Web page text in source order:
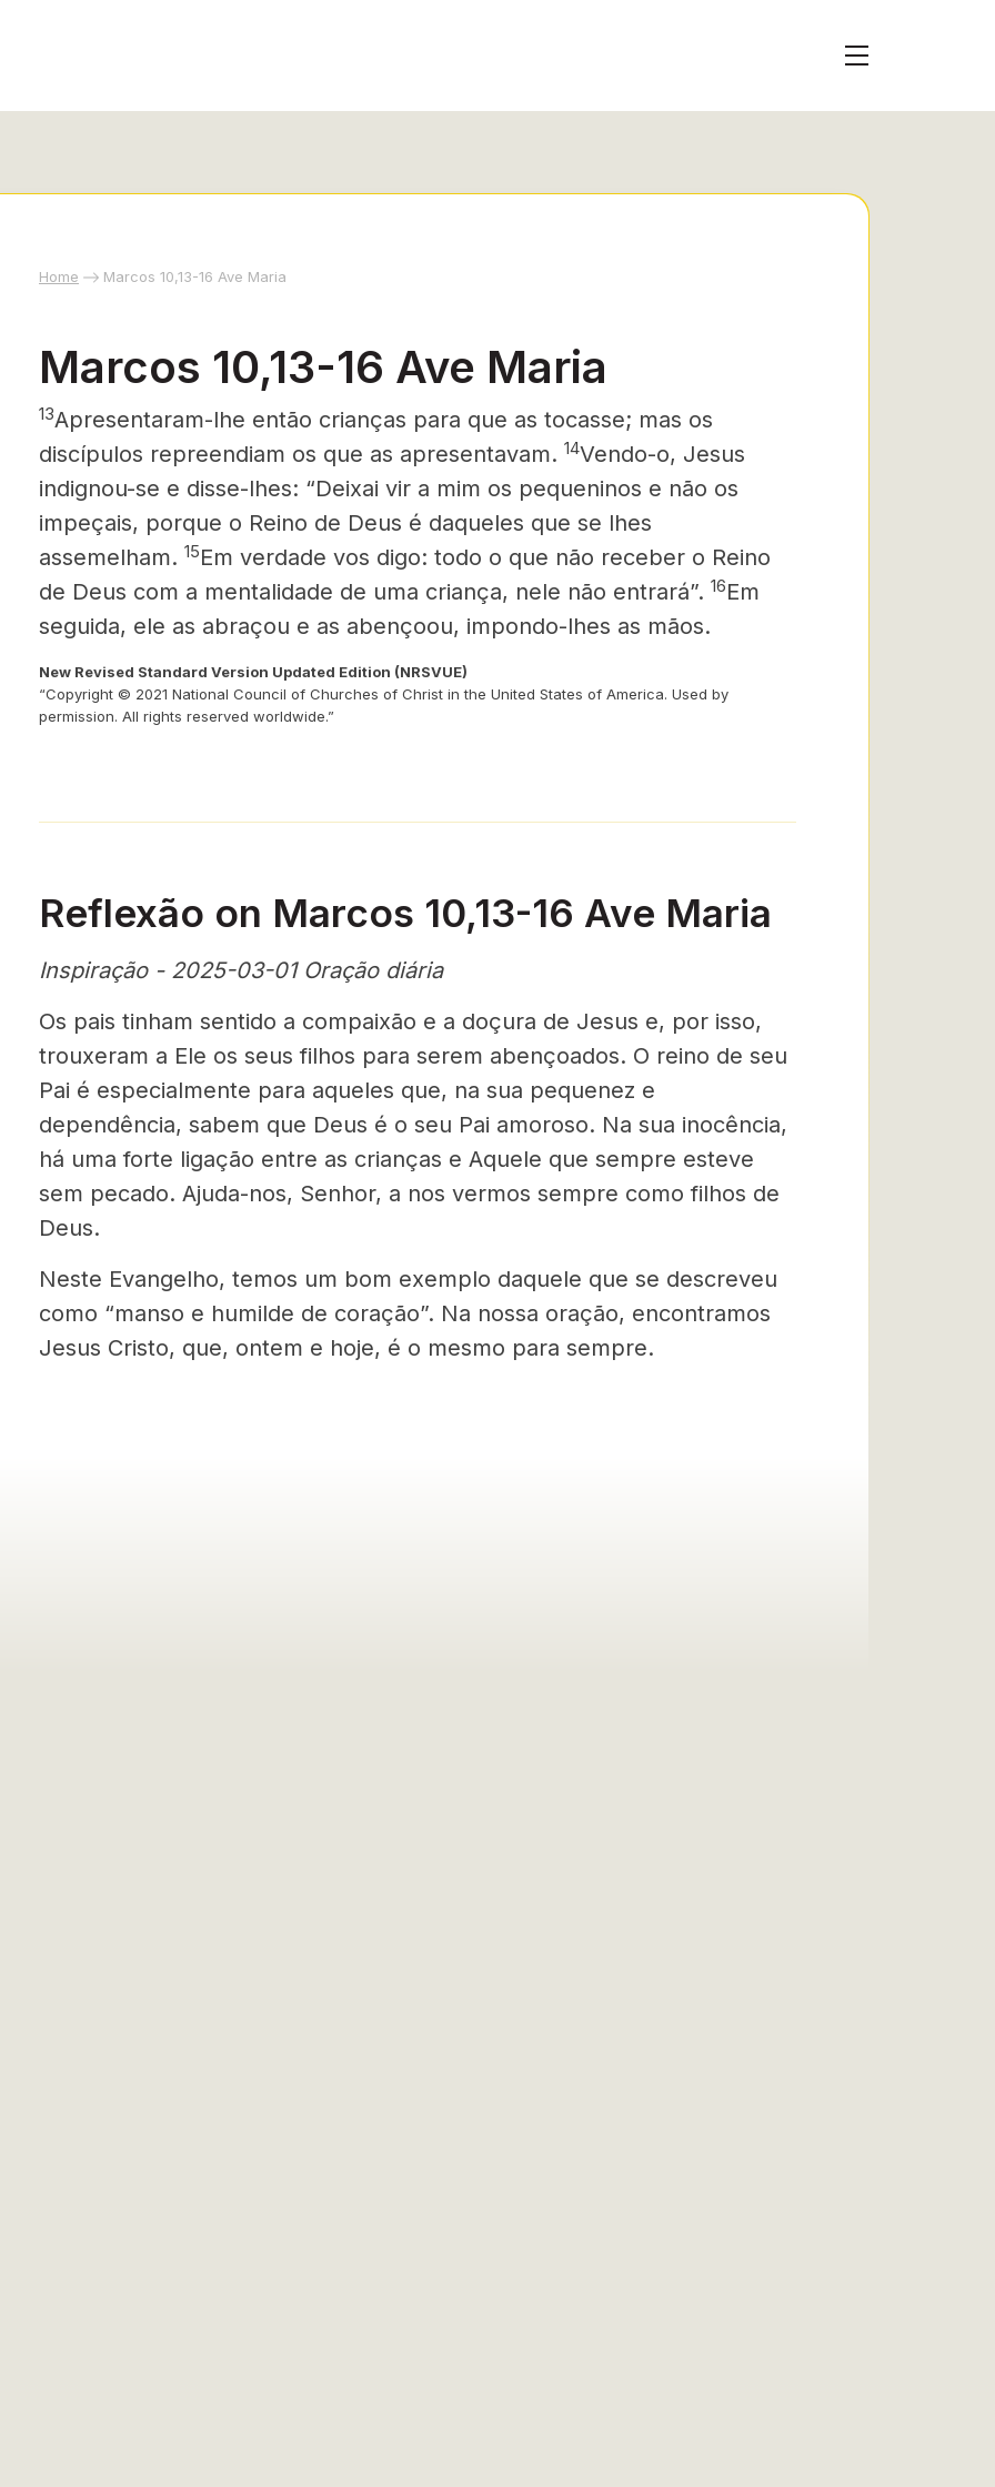
Home Marcos 10,13-16 Ave Maria
Marcos 10,13-16 Ave Maria
13Apresentaram-lhe então crian­ças para que as tocasse; mas os
discípulos repreendiam os que as apresentavam. 14Vendo-o, Jesus
indignou-se e disse-lhes: “Deixai vir a mim os pequeninos e não os
impeçais, porque o Reino de Deus é daqueles que se lhes
assemelham. 15Em verdade vos digo: todo o que não receber o Reino
de Deus com a mentalidade de uma crian­ça, nele não entrará”. 16Em
seguida, ele as abraçou e as abençoou, impondo-lhes as mãos.
New Revised Standard Version Updated Edition (NRSVUE)
“Copyright © 2021 National Council of Churches of Christ in the United States of America. Used by
permission. All rights reserved worldwide.”
Reflexão on Marcos 10,13-16 Ave Maria
Inspiração - 2025-03-01 Oração diária
Os pais tinham sentido a compaixão e a doçura de Jesus e, por isso,
trouxeram a Ele os seus filhos para serem abençoados. O reino de seu
Pai é especialmente para aqueles que, na sua pequenez e
dependência, sabem que Deus é o seu Pai amoroso. Na sua inocência,
há uma forte ligação entre as crianças e Aquele que sempre esteve
sem pecado. Ajuda-nos, Senhor, a nos vermos sempre como filhos de
Deus.
Neste Evangelho, temos um bom exemplo daquele que se descreveu
como “manso e humilde de coração”. Na nossa oração, encontramos
Jesus Cristo, que, ontem e hoje, é o mesmo para sempre.